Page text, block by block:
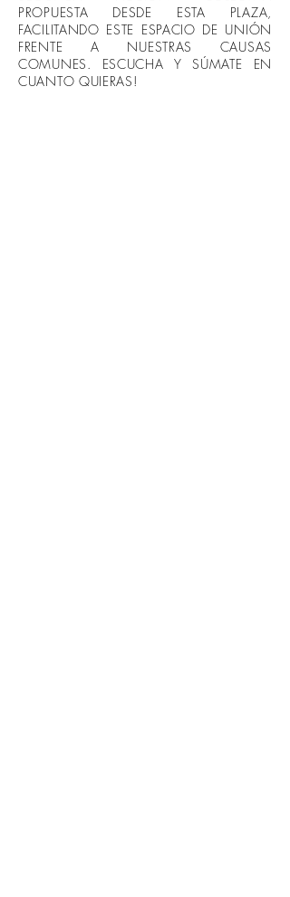
PROPUESTA DESDE ESTA PLAZA,
FACILITANDO ESTE ESPACIO DE UNIÓN
FRENTE A NUESTRAS CAUSAS
COMUNES. ESCUCHA Y SÚMATE EN
CUANTO QUIERAS!